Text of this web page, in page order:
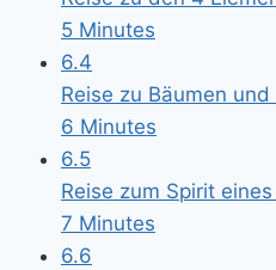
5 Minutes
6.4
Reise zu Bäumen
6 Minutes
6.5
Reise zum Spirit
7 Minutes
6.6